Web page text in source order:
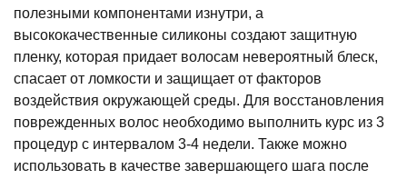
полезными компонентами изнутри, а
высококачественные силиконы создают защитную
пленку, которая придает волосам невероятный блеск,
спасает от ломкости и защищает от факторов
воздействия окружающей среды. Для восстановления
поврежденных волос необходимо выполнить курс из 3
процедур с интервалом 3-4 недели. Также можно
использовать в качестве завершающего шага после